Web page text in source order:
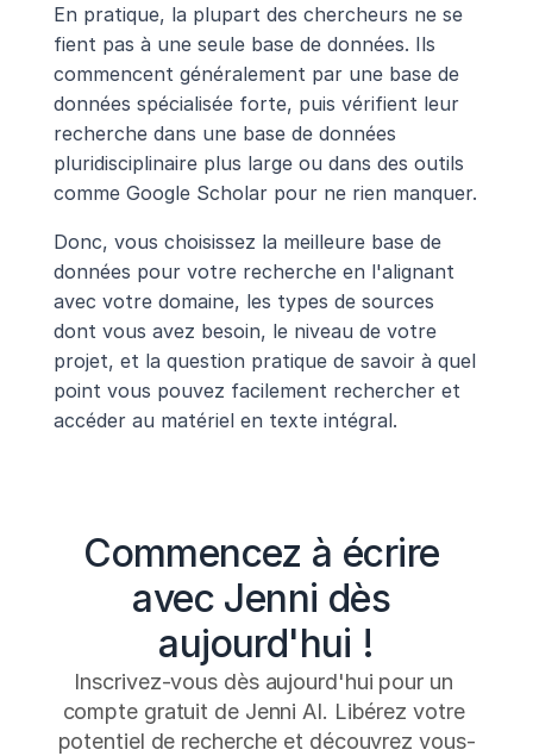
En pratique, la plupart des chercheurs ne se
fient pas à une seule base de données. Ils
commencent généralement par une base de
données spécialisée forte, puis vérifient leur
recherche dans une base de données
pluridisciplinaire plus large ou dans des outils
comme Google Scholar pour ne rien manquer.
Donc, vous choisissez la meilleure base de
données pour votre recherche en l'alignant
avec votre domaine, les types de sources
dont vous avez besoin, le niveau de votre
projet, et la question pratique de savoir à quel
point vous pouvez facilement rechercher et
accéder au matériel en texte intégral.
Commencez à écrire
avec Jenni dès
aujourd'hui !
Inscrivez-vous dès aujourd'hui pour un
compte gratuit de Jenni AI. Libérez votre
potentiel de recherche et découvrez vous-